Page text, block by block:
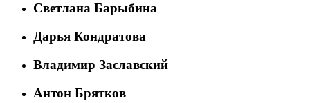
Светлана Барыбина
Дарья Кондратова
Владимир Заславский
Антон Брятков